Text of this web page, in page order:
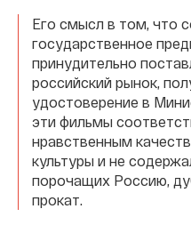
Его смысл в том, что
государственное
принудительно
российский рынок,
удостоверение в
эти фильмы
нравственным
культуры и не
порочащих Россию,
прокат.